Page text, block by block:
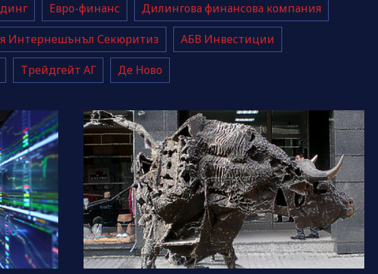
Евро-финанс Дилингова финансова компания
Интернешънъл Секюритиз АБВ Инвестиции
Трейдгейт АГ Де Ново